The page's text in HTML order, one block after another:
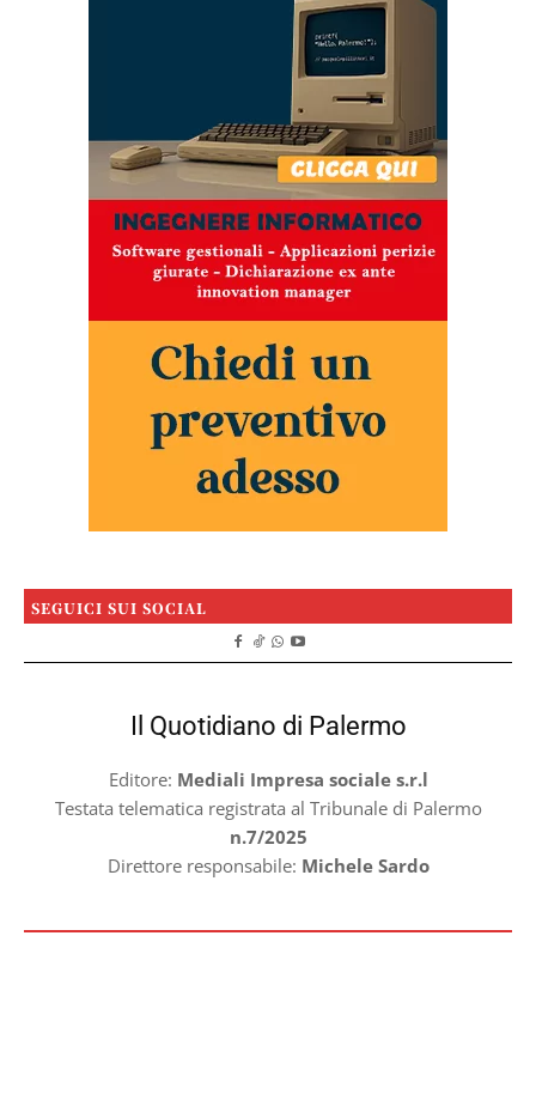
SEGUICI SUI SOCIAL
Il Quotidiano di Palermo
Editore: Mediali Impresa sociale s.r.l
Testata telematica registrata al Tribunale di Palermo
n.7/2025
Direttore responsabile: Michele Sardo